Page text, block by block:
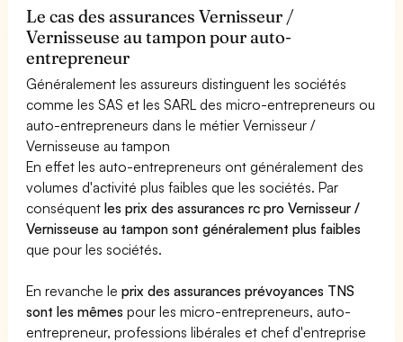
Le cas des assurances Vernisseur /
Vernisseuse au tampon pour auto-
entrepreneur
Généralement les assureurs distinguent les sociétés
comme les SAS et les SARL des micro-entrepreneurs ou
auto-entrepreneurs dans le métier Vernisseur /
Vernisseuse au tampon
En effet les auto-entrepreneurs ont généralement des
volumes d'activité plus faibles que les sociétés. Par
conséquentles prix des assurances rc pro Vernisseur /
Vernisseuse au tampon sont généralement plus faibles
que pour les sociétés.
En revanche leprix des assurances prévoyances TNS
sont les mêmes pour les micro-entrepreneurs, auto-
entrepreneur, professions libérales et chef d'entreprise